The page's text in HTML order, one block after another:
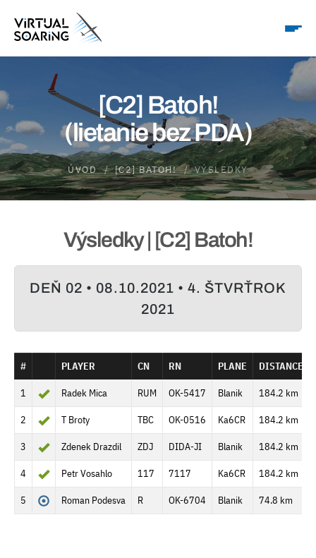
[C2] Batoh!
(lietanie bez PDA)
ÚVOD [C2] BATOH! VÝSLEDKY
Výsledky | [C2] Batoh!
DEŇ 02 • 08.10.2021 • 4. ŠTVRŤROK
2021
# PLAYER CN RN PLANE DISTANCE
1 Radek Mica RUM OK-5417 Blanik 184.2 km
2 T Broty TBC OK-0516 Ka6CR 184.2 km
3 Zdenek Drazdil ZDJ DIDA-JI Blanik 184.2 km
4 Petr Vosahlo 117 7117 Ka6CR 184.2 km
5 Roman Podesva R OK-6704 Blanik 74.8 km